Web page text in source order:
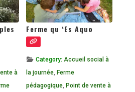
à
Ferme qu ‘Es Aquo
Category: Accueil social à
la journée, Ferme
pédagogique, Point de vente à